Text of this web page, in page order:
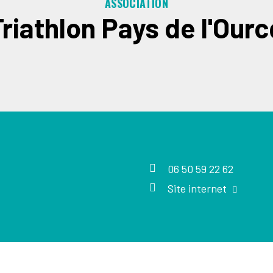
Pays de
06 50 59 22 62
Site internet